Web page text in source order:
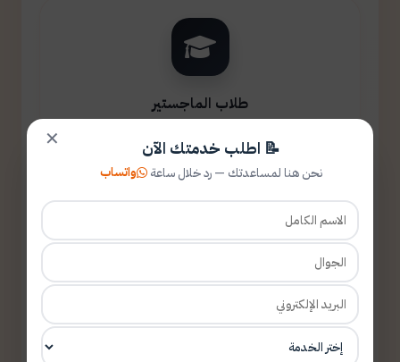
طلاب الماجستير
✕ 📝 اطلب خدمتك الآن
نحن هنا لمساعدتك — رد خلال ساعة واتساب